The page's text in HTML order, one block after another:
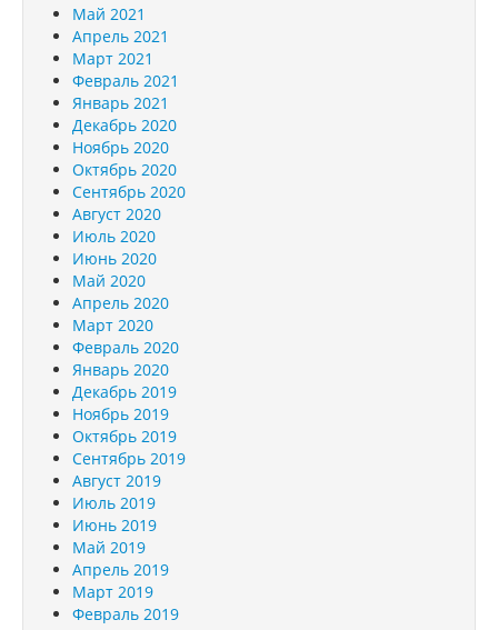
Май 2021
Апрель 2021
Март 2021
Февраль 2021
Январь 2021
Декабрь 2020
Ноябрь 2020
Октябрь 2020
Сентябрь 2020
Август 2020
Июль 2020
Июнь 2020
Май 2020
Апрель 2020
Март 2020
Февраль 2020
Январь 2020
Декабрь 2019
Ноябрь 2019
Октябрь 2019
Сентябрь 2019
Август 2019
Июль 2019
Июнь 2019
Май 2019
Апрель 2019
Март 2019
Февраль 2019